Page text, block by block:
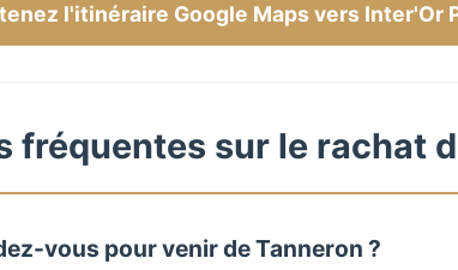
l'itinéraire Google Maps vers Inter'Or
fréquentes sur le rachat
vous pour venir de Tanneron ?